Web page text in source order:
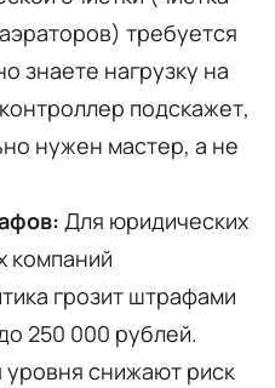
требуется
знаете нагрузку на
подскажет,
нужен мастер, а не
Для юридических
компаний
грозит штрафами
250 000 рублей.
снижают риск